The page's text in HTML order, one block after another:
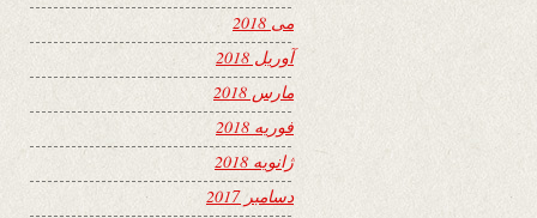
می 2018
آوریل 2018
مارس 2018
فوریه 2018
ژانویه 2018
دسامبر 2017